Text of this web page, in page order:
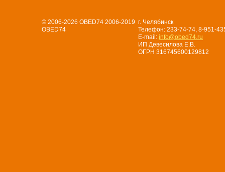
© 2006-2026 OBED74 2006-2019
OBED74
г. Челябинск
Телефон: 233-74-74, 8-951-
E-mail: info@obed74.ru
ИП Девесилова Е.В.
ОГРН 316745600129812